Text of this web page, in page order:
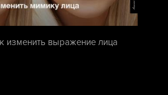
изменить выражение лица